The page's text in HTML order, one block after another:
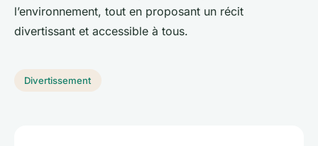
l’environnement, tout en proposant un récit
divertissant et accessible à tous.
Divertissement